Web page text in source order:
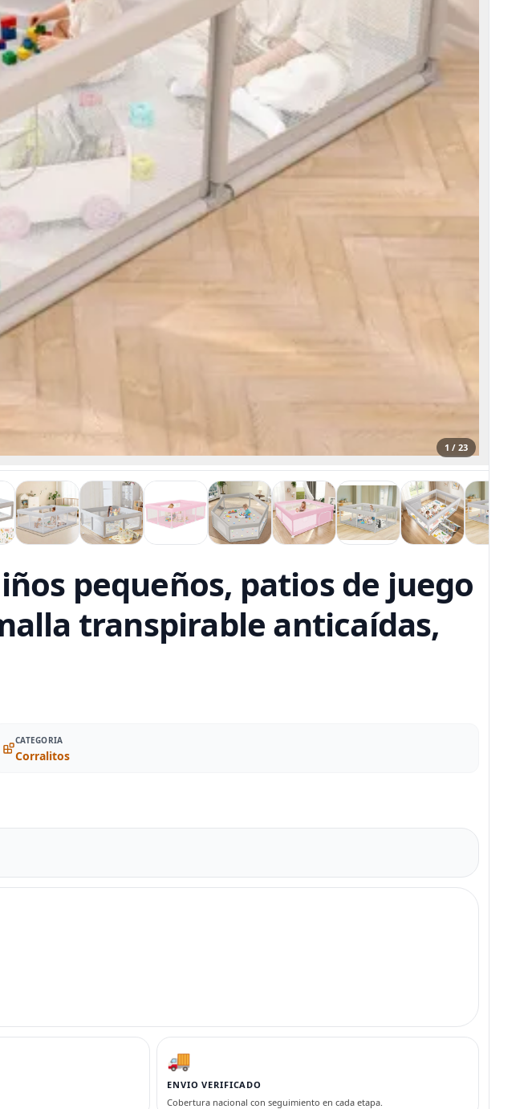
1 / 23
pequeños, patios de juego
transpirable anticaídas,
CATEGORIA
Corralitos
🚚
ENVIO VERIFICADO
Cobertura nacional con seguimiento en cada etapa.